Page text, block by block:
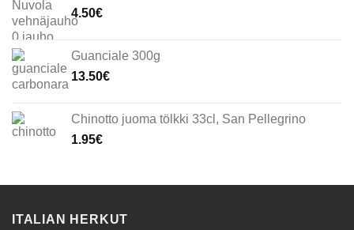
4.50€
Guanciale 300g
13.50€
Chinotto juoma tölkki 33cl, San Pellegrino
1.95€
ITALIAN HERKUT